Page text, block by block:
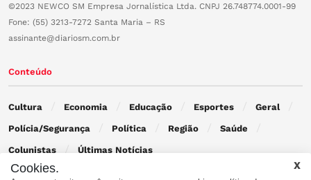
©2023 NEWCO SM Empresa Jornalística Ltda. CNPJ 26.748774.0001-99
Fone: (55) 3213-7272 Santa Maria – RS
assinante@diariosm.com.br
Conteúdo
Cultura Economia Educação Esportes Geral
Polícia/Segurança Política Região Saúde
Colunistas Últimas Notícias
Cookies.